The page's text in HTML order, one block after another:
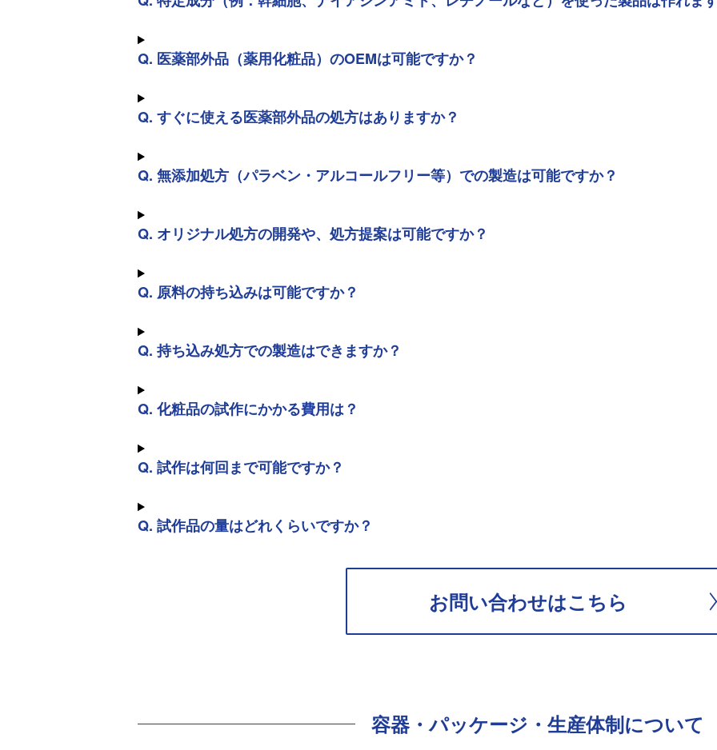
Q. 医薬部外品（薬用化粧品）のOEMは可能ですか？
Q. すぐに使える医薬部外品の処方はありますか？
Q. 無添加処方（パラベン・アルコールフリー等）での製造は可能ですか？
Q. オリジナル処方の開発や、処方提案は可能ですか？
Q. 原料の持ち込みは可能ですか？
Q. 持ち込み処方での製造はできますか？
Q. 化粧品の試作にかかる費用は？
Q. 試作は何回まで可能ですか？
Q. 試作品の量はどれくらいですか？
お問い合わせはこちら
容器・パッケージ・生産体制について